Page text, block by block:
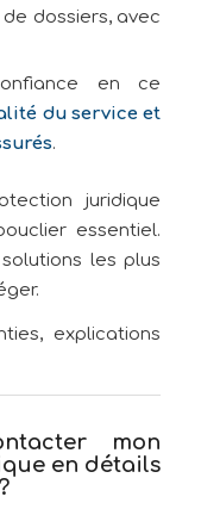
dossiers, avec
en ce
du service et
.
juridique
essentiel.
solutions les plus
explications
mon
en détails